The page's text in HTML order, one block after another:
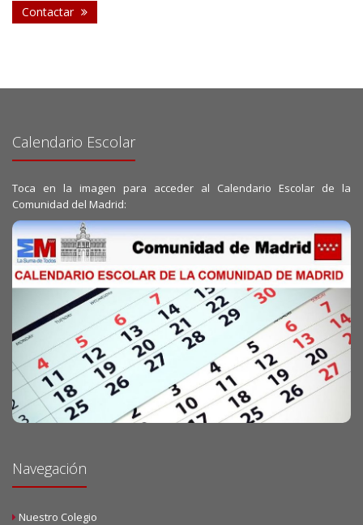
Contactar
Calendario Escolar
Toca en la imagen para acceder al Calendario Escolar de la
Comunidad del Madrid:
Navegación
Nuestro Colegio